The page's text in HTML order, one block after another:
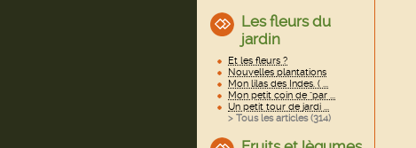
Les fleurs du
jardin
Et les fleurs ?
Nouvelles plantations
Mon lilas des Indes. ( ...
Mon petit coin de "par ...
Un petit tour de jardi ...
> Tous les articles (314)